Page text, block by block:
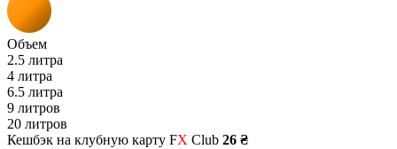
Объем
2.5 литра
4 литра
6.5 литра
9 литров
20 литров
Кешбэк на клубную карту FX Club 26 ₴